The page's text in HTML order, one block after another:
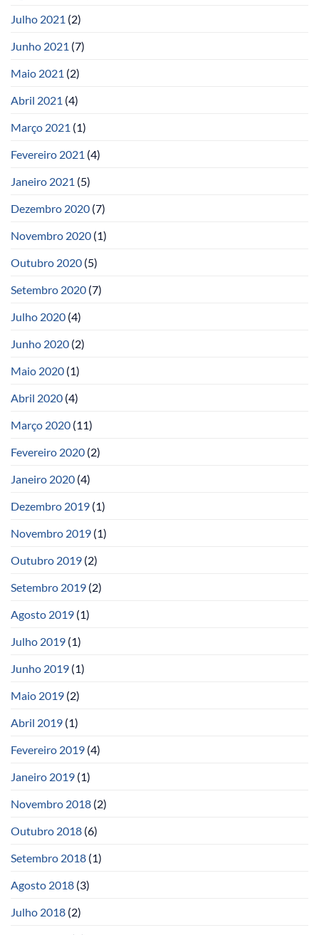
Julho 2021 (2)
Junho 2021 (7)
Maio 2021 (2)
Abril 2021 (4)
Março 2021 (1)
Fevereiro 2021 (4)
Janeiro 2021 (5)
Dezembro 2020 (7)
Novembro 2020 (1)
Outubro 2020 (5)
Setembro 2020 (7)
Julho 2020 (4)
Junho 2020 (2)
Maio 2020 (1)
Abril 2020 (4)
Março 2020 (11)
Fevereiro 2020 (2)
Janeiro 2020 (4)
Dezembro 2019 (1)
Novembro 2019 (1)
Outubro 2019 (2)
Setembro 2019 (2)
Agosto 2019 (1)
Julho 2019 (1)
Junho 2019 (1)
Maio 2019 (2)
Abril 2019 (1)
Fevereiro 2019 (4)
Janeiro 2019 (1)
Novembro 2018 (2)
Outubro 2018 (6)
Setembro 2018 (1)
Agosto 2018 (3)
Julho 2018 (2)